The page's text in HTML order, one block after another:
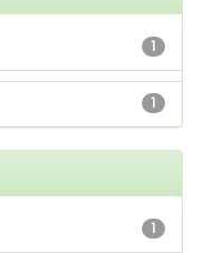
1
1
1